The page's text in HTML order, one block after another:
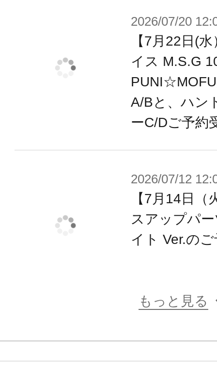
「PUNI☆MOFU」シリーズ！
そのかわいいイラストの魅力を最大
と、小さくかわいい50ccバイク「モ
これまでに無い新たな魅力が生まれ
※画像は試作品です。実際の商品と
ます。また撮影用に塗装されており
2026/07/20
【7月22日(
イス M.S.G
A/Bと、ハン
ーC/Dご予約
2026/07/12
【7月14日
スアップパ
イト Ver.の
もっと見る